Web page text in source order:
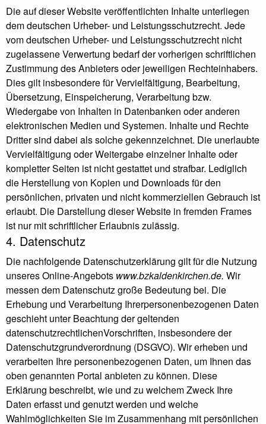
Die auf dieser Website veröffentlichten Inhalte unterliegen
dem deutschen Urheber- und Leistungsschutzrecht. Jede
vom deutschen Urheber- und Leistungsschutzrecht nicht
zugelassene Verwertung bedarf der vorherigen schriftlichen
Zustimmung des Anbieters oder jeweiligen Rechteinhabers.
Dies gilt insbesondere für Vervielfältigung, Bearbeitung,
Übersetzung, Einspeicherung, Verarbeitung bzw.
Wiedergabe von Inhalten in Datenbanken oder anderen
elektronischen Medien und Systemen. Inhalte und Rechte
Dritter sind dabei als solche gekennzeichnet. Die unerlaubte
Vervielfältigung oder Weitergabe einzelner Inhalte oder
kompletter Seiten ist nicht gestattet und strafbar. Lediglich
die Herstellung von Kopien und Downloads für den
persönlichen, privaten und nicht kommerziellen Gebrauch ist
erlaubt. Die Darstellung dieser Website in fremden Frames
ist nur mit schriftlicher Erlaubnis zulässig.
4. Datenschutz
Die nachfolgende Datenschutzerklärung gilt für die Nutzung
unseres Online-Angebots www.bzkaldenkirchen.de. Wir
messen dem Datenschutz große Bedeutung bei. Die
Erhebung und Verarbeitung Ihrerpersonenbezogenen Daten
geschieht unter Beachtung der geltenden
datenschutzrechtlichenVorschriften, insbesondere der
Datenschutzgrundverordnung (DSGVO). Wir erheben und
verarbeiten Ihre personenbezogenen Daten, um Ihnen das
oben genannten Portal anbieten zu können. Diese
Erklärung beschreibt, wie und zu welchem Zweck Ihre
Daten erfasst und genutzt werden und welche
Wahlmöglichkeiten Sie im Zusammenhang mit persönlichen